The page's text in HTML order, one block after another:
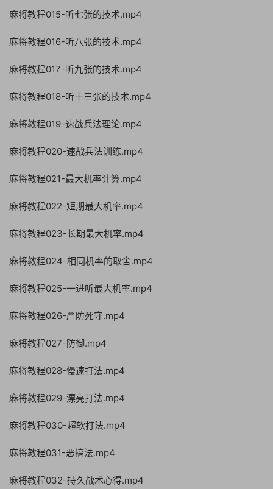
麻将教程015-听七张的技术.mp4
麻将教程016-听八张的技术.mp4
麻将教程017-听九张的技术.mp4
麻将教程018-听十三张的技术.mp4
麻将教程019-速战兵法理论.mp4
麻将教程020-速战兵法训练.mp4
麻将教程021-最大机率计算.mp4
麻将教程022-短期最大机率.mp4
麻将教程023-长期最大机率.mp4
麻将教程024-相同机率的取舍.mp4
麻将教程025-一进听最大机率.mp4
麻将教程026-严防死守.mp4
麻将教程027-防御.mp4
麻将教程028-慢速打法.mp4
麻将教程029-漂亮打法.mp4
麻将教程030-超软打法.mp4
麻将教程031-恶搞法.mp4
麻将教程032-持久战术心得.mp4